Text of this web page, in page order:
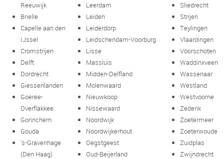
Reeuwijk
Brielle
Capelle aan den
IJssel
Cromstrijen
Delft
Dordrecht
Giessenlanden
Goeree-
Overflakkee
Gorinchem
Gouda
's-Gravenhage
(Den Haag)
Leerdam
Leiden
Leiderdorp
Leidschendam-Voorburg
Lisse
Massluis
Midden-Delfland
Molenwaard
Nieuwkoop
Nissewaard
Noordwijk
Noordwijkerhout
Oegstgeest
Oud-Beijerland
Sliedrecht
Strijen
Teylingen
Vlaardingen
Voorschoten
Waddinxveen
Wassenaar
Westland
Westvoorne
Zederik
Zoetermeer
Zoeterwoude
Zuidplas
Zwijndrecht